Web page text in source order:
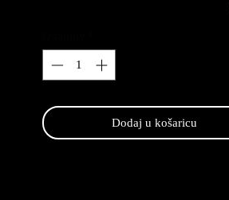
Dodaj u košaricu